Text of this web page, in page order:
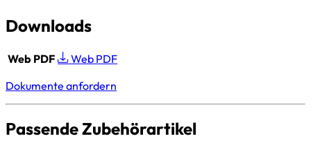
Downloads
Web PDF
Web PDF
Dokumente anfordern
Passende Zubehörartikel